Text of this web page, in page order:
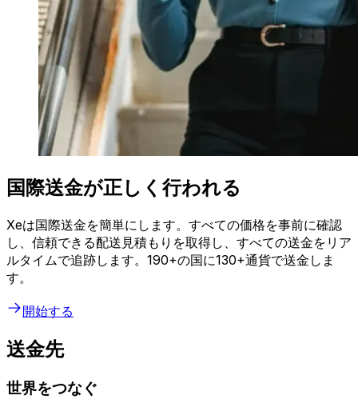
国際送金が正しく行われる
Xeは国際送金を簡単にします。すべての価格を事前に確認
し、信頼できる配送見積もりを取得し、すべての送金をリア
ルタイムで追跡します。190+の国に130+通貨で送金しま
す。
開始する
送金先
世界をつなぐ